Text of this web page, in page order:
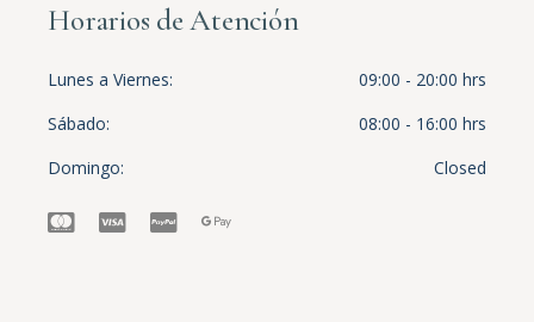
Horarios de Atención
Lunes a Viernes
09:00 - 20:00 hrs
Sábado
08:00 - 16:00 hrs
Domingo
Closed